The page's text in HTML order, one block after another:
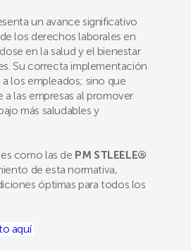
un avance significativo
los derechos laborales en
en la salud y el bienestar
Su correcta implementación
los empleados; sino que
las empresas al promover
más saludables y
como las de PM STLEELE®
de esta normativa,
óptimas para todos los
aquí